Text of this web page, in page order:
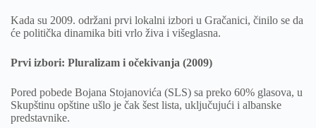
Kada su 2009. održani prvi lokalni izbori u Gračanici, činilo se da
će politička dinamika biti vrlo živa i višeglasna.
Prvi izbori: Pluralizam i očekivanja (2009)
Pored pobede Bojana Stojanovića (SLS) sa preko 60% glasova, u
Skupštinu opštine ušlo je čak šest lista, uključujući i albanske
predstavnike.